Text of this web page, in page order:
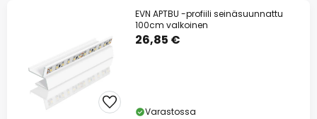
EVN APTBU -profiili seinäsuunnattu
100cm valkoinen
26,85 €
Varastossa